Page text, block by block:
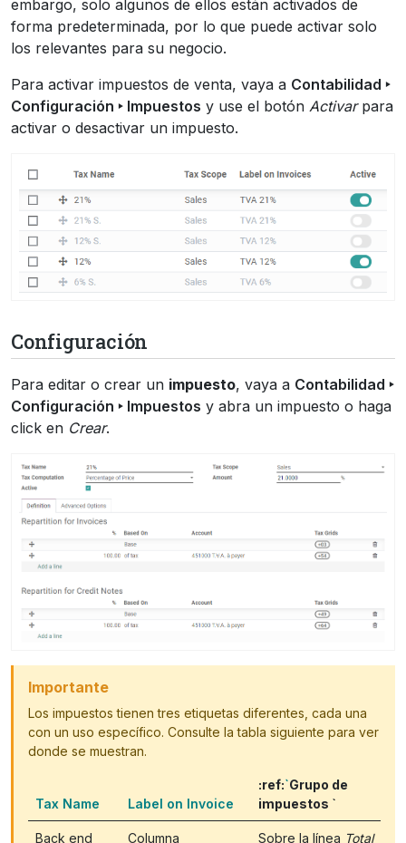
embargo, solo algunos de ellos están activados de
forma predeterminada, por lo que puede activar solo
los relevantes para su negocio.
Para activar impuestos de venta, vaya a Contabilidad ‣
Configuración ‣ Impuestos y use el botón Activarpara
activar o desactivar un impuesto.
Configuración
Para editar o crear un impuesto, vaya a Contabilidad ‣
Configuración ‣ Impuestos y abra un impuesto o haga
click en Crear.
Importante
Los impuestos tienen tres etiquetas diferentes, cada una
con un uso específico. Consulte la tabla siguiente para ver
donde se muestran.
Tax Name Label on Invoice
:ref:`Grupo de
impuestos `
Back end
Columna
Sobre la línea Total